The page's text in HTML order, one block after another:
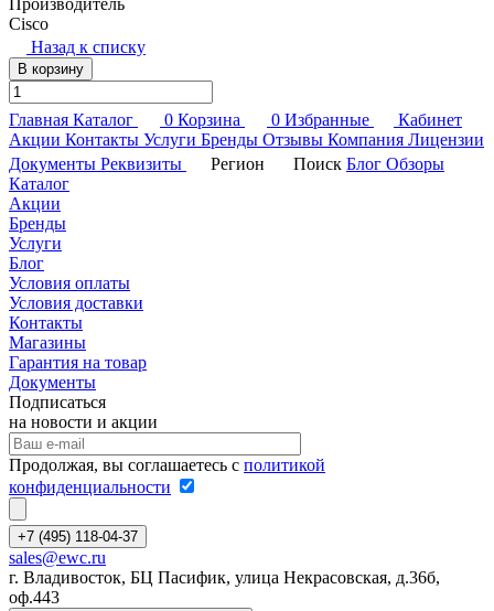
Производитель
Cisco
Назад к списку
В корзину
Главная Каталог 0 Корзина 0 Избранные
Кабинет
Акции Контакты Услуги Бренды Отзывы Компания Лицензии
Документы Реквизиты Регион Поиск Блог Обзоры
Каталог
Акции
Бренды
Услуги
Блог
Условия оплаты
Условия доставки
Контакты
Магазины
Гарантия на товар
Документы
Подписаться
на новости и акции
Продолжая, вы соглашаетесь с политикой
конфиденциальности
+7 (495) 118-04-37
sales@ewc.ru
г. Владивосток, БЦ Пасифик, улица Некрасовская, д.36б,
оф.443